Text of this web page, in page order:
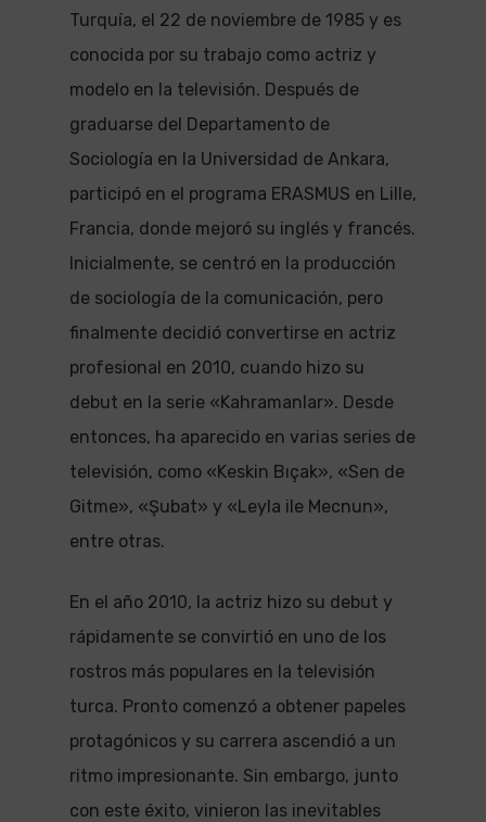
Turquía, el 22 de noviembre de 1985 y es
conocida por su trabajo como actriz y
modelo en la televisión. Después de
graduarse del Departamento de
Sociología en la Universidad de Ankara,
participó en el programa ERASMUS en Lille,
Francia, donde mejoró su inglés y francés.
Inicialmente, se centró en la producción
de sociología de la comunicación, pero
finalmente decidió convertirse en actriz
profesional en 2010, cuando hizo su
debut en la serie «Kahramanlar». Desde
entonces, ha aparecido en varias series de
televisión, como «Keskin Bıçak», «Sen de
Gitme», «Şubat» y «Leyla ile Mecnun»,
entre otras.
En el año 2010, la actriz hizo su debut y
rápidamente se convirtió en uno de los
rostros más populares en la televisión
turca. Pronto comenzó a obtener papeles
protagónicos y su carrera ascendió a un
ritmo impresionante. Sin embargo, junto
con este éxito, vinieron las inevitables